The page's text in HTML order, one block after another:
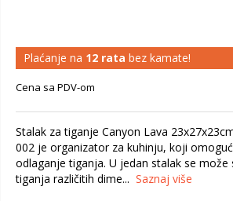
Plaćanje na 12 rata bez kamate!
Cena sa PDV-om
Stalak za tiganje Canyon Lava
002 je organizator za kuhinju, koji
odlaganje tiganja. U jedan stalak se
tiganja različitih dime... Saznaj više